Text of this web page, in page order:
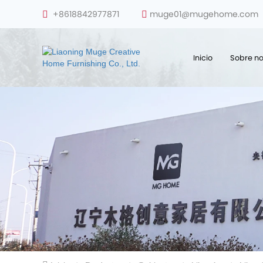
+8618842977871 muge01@mugehome.com
Inicio Sobre